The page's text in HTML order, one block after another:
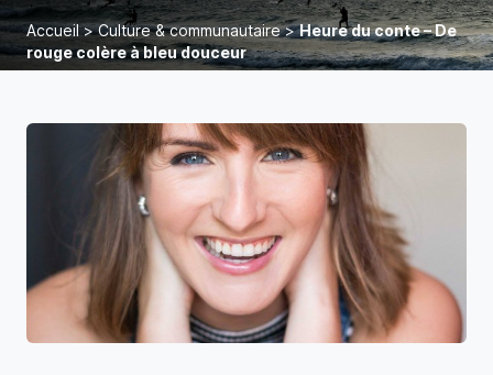
Accueil>Culture & communautaire>Heure du conte – De
rouge colère à bleu douceur